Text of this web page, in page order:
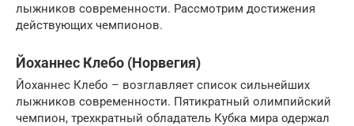
лыжников современности. Рассмотрим достижения
действующих чемпионов.
Йоханнес Клебо (Норвегия)
Йоханнес Клебо – возглавляет список сильнейших
лыжников современности. Пятикратный олимпийский
чемпион, трехкратный обладатель Кубка мира одержал